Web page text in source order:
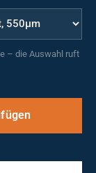
– die Auswahl ruft